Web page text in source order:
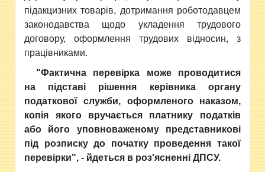
підакцизних товарів, дотримання роботодавцем
законодавства щодо укладення трудового
договору, оформлення трудових відносин, з
працівниками.
"Фактична перевірка може проводитися
на підставі рішення керівника органу
податкової служби, оформленого наказом,
копія якого вручається платнику податків
або його уповноваженому представникові
під розписку до початку проведення такої
перевірки", - йдеться в роз'ясненні ДПСУ.